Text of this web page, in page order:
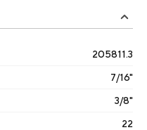
205811.3
7/16"
3/8"
22